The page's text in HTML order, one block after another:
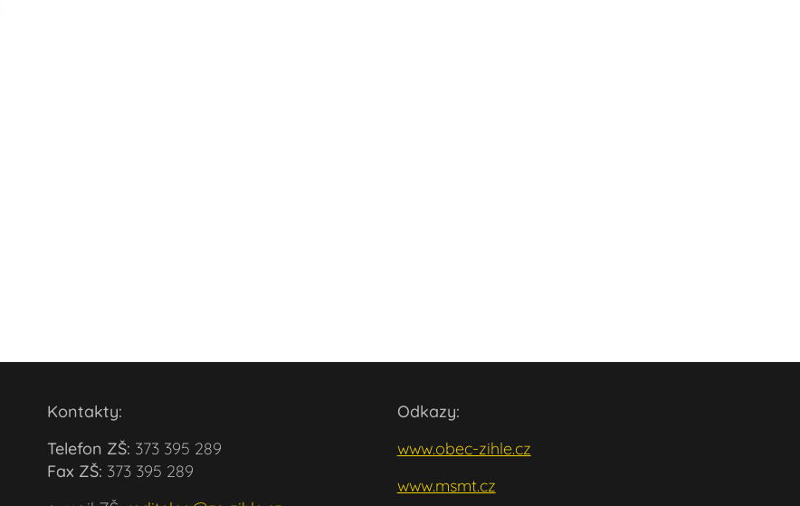
Kontakty:
Telefon ZŠ: 373 395 289
Fax ZŠ: 373 395 289
Odkazy:
www.obec-zihle.cz
www.msmt.cz